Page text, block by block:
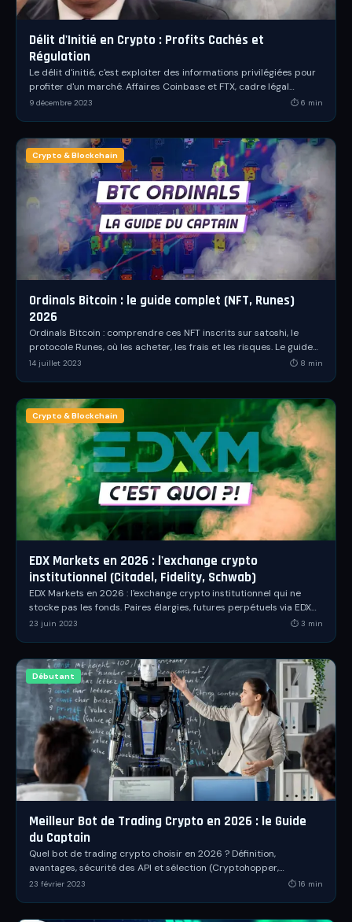
Délit d'Initié en Crypto : Profits Cachés et
Régulation
Le délit d'initié, c'est exploiter des informations privilégiées pour
profiter d'un marché. Affaires Coinbase et FTX, cadre légal
français, AMF et nouveau règlement MiCA : tout comprendre.
9 décembre 2023 ⏱ 6 min
Crypto & Blockchain
Ordinals Bitcoin : le guide complet (NFT, Runes)
2026
Ordinals Bitcoin : comprendre ces NFT inscrits sur satoshi, le
protocole Runes, où les acheter, les frais et les risques. Le guide
actualisé du Captain.
14 juillet 2023 ⏱ 8 min
Crypto & Blockchain
EDX Markets en 2026 : l'exchange crypto
institutionnel (Citadel, Fidelity, Schwab)
EDX Markets en 2026 : l'exchange crypto institutionnel qui ne
stocke pas les fonds. Paires élargies, futures perpétuels via EDX
International, FlowConnect et contexte SEC.
23 juin 2023 ⏱ 3 min
Débutant
Meilleur Bot de Trading Crypto en 2026 : le Guide
du Captain
Quel bot de trading crypto choisir en 2026 ? Définition,
avantages, sécurité des API et sélection (Cryptohopper,
3Commas, Gunbot, Kryll Reboot).
23 février 2023 ⏱ 16 min